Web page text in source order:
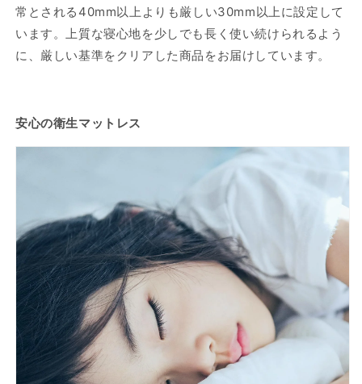
常とされる40mm以上よりも厳しい30mm以上に設定して
います。上質な寝心地を少しでも長く使い続けられるよう
に、厳しい基準をクリアした商品をお届けしています。
安心の衛生マットレス